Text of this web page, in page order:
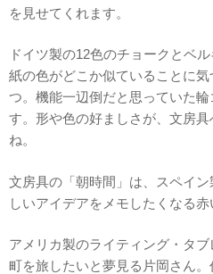
を見せてくれます。
ドイツ製の12色のチョークとベ
紙の色がどこか似ていることに
つ。機能一辺倒だと思っていた
す。形や色の好ましさが、文房
ね。
文房具の「朝時間」は、スペイ
しいアイデアをメモしたくなる赤
アメリカ製のライティング・タ
町を旅したいと夢見る片岡さん